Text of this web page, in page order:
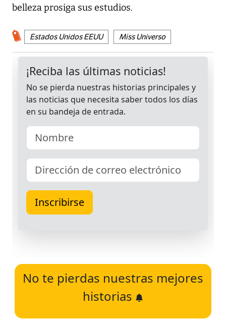
belleza prosiga sus estudios.
Estados Unidos EEUU Miss Universo
No te pierdas nuestras mejores
historias